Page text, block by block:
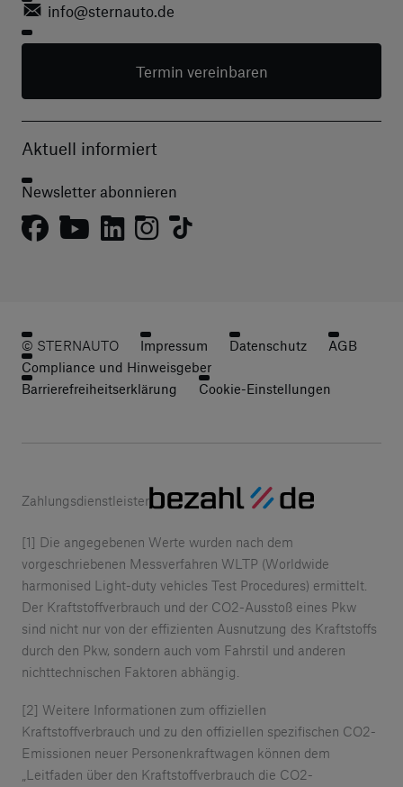
info@sternauto.de
Termin vereinbaren
Aktuell informiert
Newsletter abonnieren
© STERNAUTO Impressum Datenschutz
AGB
Compliance und Hinweisgeber
Barrierefreiheitserklärung
Cookie-Einstellungen
Zahlungsdienstleister
[1] Die angegebenen Werte wurden nach dem
vorgeschriebenen Messverfahren WLTP (Worldwide
harmonised Light-duty vehicles Test Procedures) ermittelt.
Der Kraftstoffverbrauch und der CO2-Ausstoß eines Pkw
sind nicht nur von der effizienten Ausnutzung des Kraftstoffs
durch den Pkw, sondern auch vom Fahrstil und anderen
nichttechnischen Faktoren abhängig.
[2] Weitere Informationen zum offiziellen
Kraftstoffverbrauch und zu den offiziellen spezifischen CO2-
Emissionen neuer Personenkraftwagen können dem
„Leitfaden über den Kraftstoffverbrauch die CO2-